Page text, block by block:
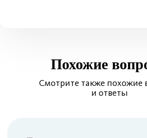
Похожие
Смотрите также похожие
и ответы